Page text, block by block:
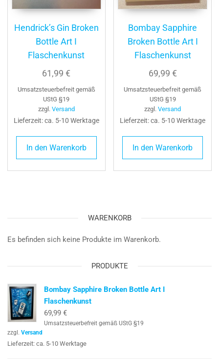
Hendrick’s Gin Broken
Bottle Art I
Flaschenkunst
61,99€
Umsatzsteuerbefreit gemäß
UStG §19
zzgl. Versand
Lieferzeit: ca. 5-10 Werktage
In den Warenkorb
Bombay Sapphire
Broken Bottle Art I
Flaschenkunst
69,99 €
Umsatzsteuerbefreit gemäß
UStG §19
zzgl.Versand
Lieferzeit: ca. 5-10 Werktage
In den Warenkorb
WARENKORB
Es befinden sich keine Produkte im Warenkorb.
PRODUKTE
Bombay Sapphire Broken Bottle Art I
Flaschenkunst
69,99 €
Umsatzsteuerbefreit gemäß UStG §19
zzgl. Versand
Lieferzeit: ca. 5-10 Werktage